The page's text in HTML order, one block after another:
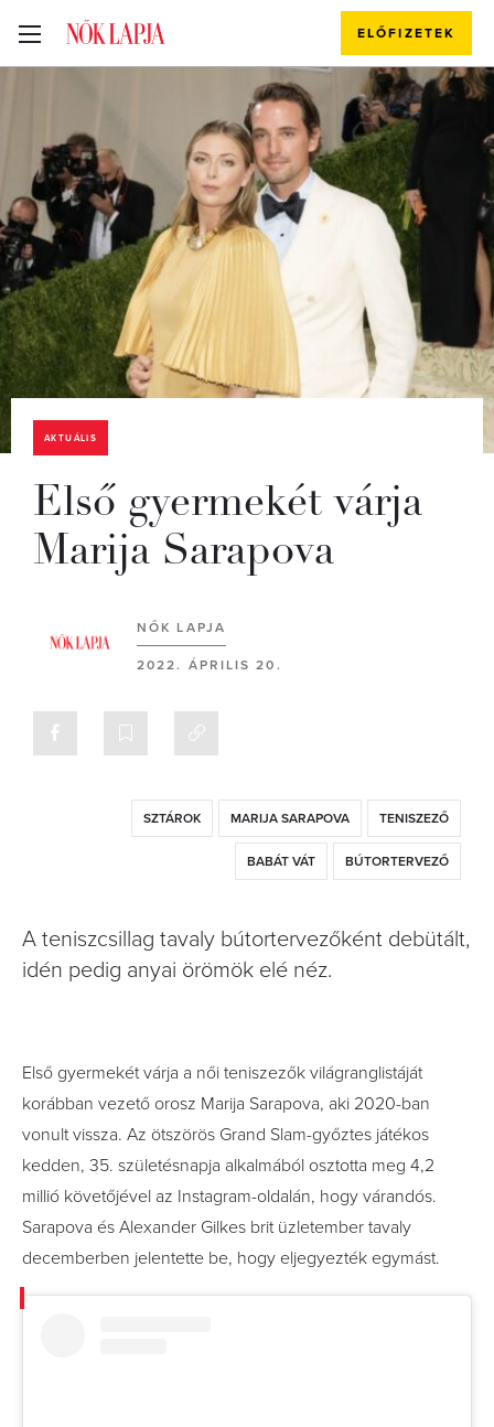
ELŐFIZETEK
AKTUÁLIS
Első gyermekét várja
Marija Sarapova
NŐK LAPJA
2022. ÁPRILIS 20.
SZTÁROK MARIJA SARAPOVA TENISZEZŐ
BABÁT VÁT BÚTORTERVEZŐ
A teniszcsillag tavaly bútortervezőként debütált,
idén pedig anyai örömök elé néz.
Első gyermekét várja a női teniszezők világranglistáját
korábban vezető orosz Marija Sarapova, aki 2020-ban
vonult vissza. Az ötszörös Grand Slam-győztes játékos
kedden, 35. születésnapja alkalmából osztotta meg 4,2
millió követőjével az Instagram-oldalán, hogy várandós.
Sarapova és Alexander Gilkes brit üzletember tavaly
decemberben jelentette be, hogy eljegyezték egymást.